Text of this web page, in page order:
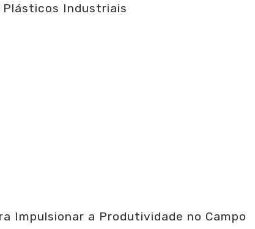
Plásticos Industriais
Impulsionar a Produtividade no Campo